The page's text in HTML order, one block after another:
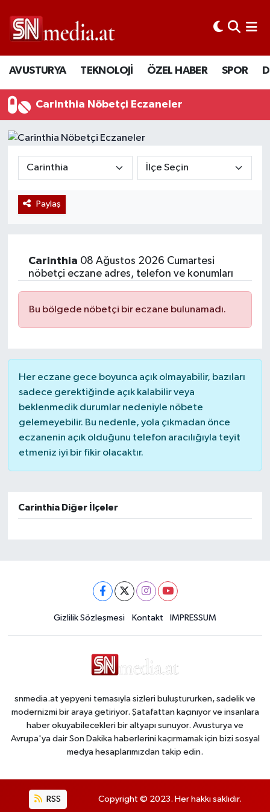
AVUSTURYA TEKNOLOJİ ÖZEL HABER SPOR
Carinthia Nöbetçi Eczaneler
Paylaş
Carinthia 08 Ağustos 2026 Cumartesi
nöbetçi eczane adres, telefon ve konumları
Bu bölgede nöbetçi bir eczane bulunamadı.
Her eczane gece boyunca açık olmayabilir, bazıları
sadece gerektiğinde açık kalabilir veya
beklenmedik durumlar nedeniyle nöbete
gelemeyebilir. Bu nedenle, yola çıkmadan önce
eczanenin açık olduğunu telefon aracılığıyla teyit
etmeniz iyi bir fikir olacaktır.
Carinthia Diğer İlçeler
Gizlilik Sözleşmesi Kontakt IMPRESSUM
snmedia.at yepyeni temasıyla sizleri buluştururken, sadelik ve
modernizmi bir araya getiriyor. Şatafattan kaçınıyor ve insanlara
haber okuyabilecekleri bir altyapı sunuyor. Avusturya ve
Avrupa'ya dair Son Dakika haberlerini kaçırmamak için bizi sosyal
medya hesaplarımızdan takip edin.
RSS Copyright © 2023. Her hakkı saklıdır.